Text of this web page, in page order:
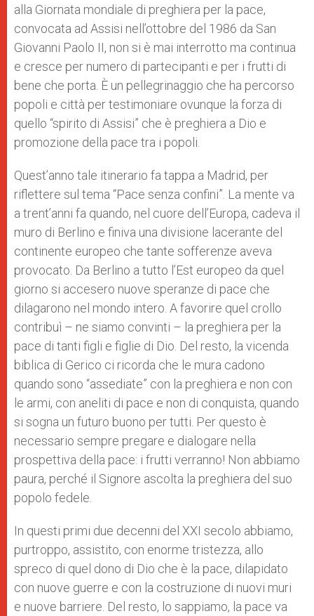
alla Giornata mondiale di preghiera per la pace,
convocata ad Assisi nell’ottobre del 1986 da San
Giovanni Paolo II, non si è mai interrotto ma continua
e cresce per numero di partecipanti e per i frutti di
bene che porta. È un pellegrinaggio che ha percorso
popoli e città per testimoniare ovunque la forza di
quello “spirito di Assisi” che è preghiera a Dio e
promozione della pace tra i popoli.
Quest’anno tale itinerario fa tappa a Madrid, per
riflettere sul tema “Pace senza confini”. La mente va
a trent’anni fa quando, nel cuore dell’Europa, cadeva il
muro di Berlino e finiva una divisione lacerante del
continente europeo che tante sofferenze aveva
provocato. Da Berlino a tutto l’Est europeo da quel
giorno si accesero nuove speranze di pace che
dilagarono nel mondo intero. A favorire quel crollo
contribuì – ne siamo convinti – la preghiera per la
pace di tanti figli e figlie di Dio. Del resto, la vicenda
biblica di Gerico ci ricorda che le mura cadono
quando sono “assediate” con la preghiera e non con
le armi, con aneliti di pace e non di conquista, quando
si sogna un futuro buono per tutti. Per questo è
necessario sempre pregare e dialogare nella
prospettiva della pace: i frutti verranno! Non abbiamo
paura, perché il Signore ascolta la preghiera del suo
popolo fedele.
In questi primi due decenni del XXI secolo abbiamo,
purtroppo, assistito, con enorme tristezza, allo
spreco di quel dono di Dio che è la pace, dilapidato
con nuove guerre e con la costruzione di nuovi muri
e nuove barriere. Del resto, lo sappiamo, la pace va